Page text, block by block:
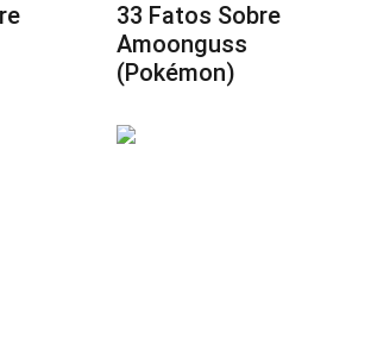
33 Fatos Sobre
Amoonguss
(Pokémon)